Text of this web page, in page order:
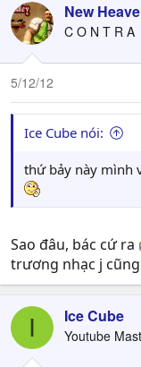
New
C O N T R A
5/12/12
Ice Cube nói:
thứ bảy này mình
Sao đâu, bác cứ ra
trương nhạc j cũng
I Ice Cube
Youtube